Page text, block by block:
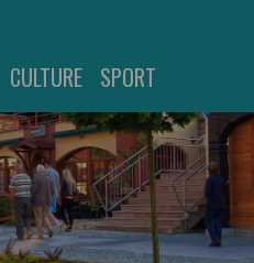
CULTURE SPORT